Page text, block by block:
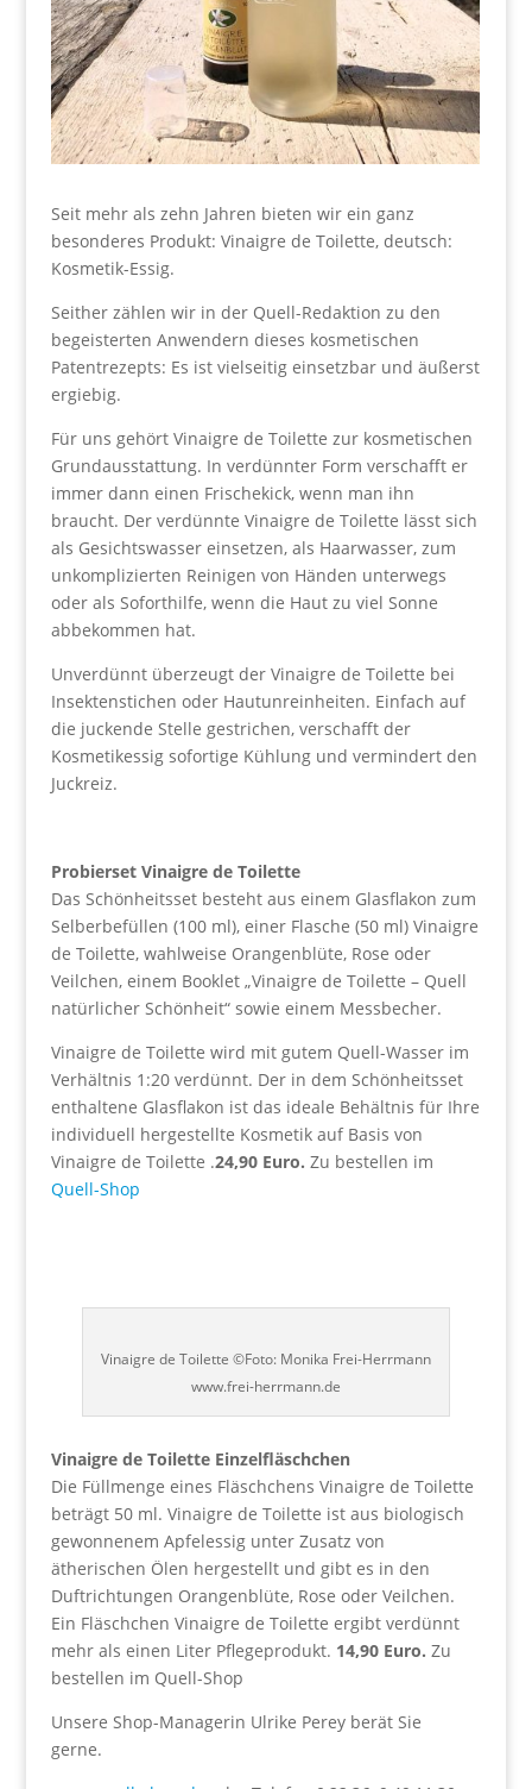
Seit mehr als zehn Jahren bieten wir ein ganz
besonderes Produkt: Vinaigre de Toilette, deutsch:
Kosmetik-Essig.
Seither zählen wir in der Quell-Redaktion zu den
begeisterten Anwendern dieses kosmetischen
Patentrezepts: Es ist vielseitig einsetzbar und äußerst
ergiebig.
Für uns gehört Vinaigre de Toilette zur kosmetischen
Grundausstattung. In verdünnter Form verschafft er
immer dann einen Frischekick, wenn man ihn
braucht. Der verdünnte Vinaigre de Toilette lässt sich
als Gesichtswasser einsetzen, als Haarwasser, zum
unkomplizierten Reinigen von Händen unterwegs
oder als Soforthilfe, wenn die Haut zu viel Sonne
abbekommen hat.
Unverdünnt überzeugt der Vinaigre de Toilette bei
Insektenstichen oder Hautunreinheiten. Einfach auf
die juckende Stelle gestrichen, verschafft der
Kosmetikessig sofortige Kühlung und vermindert den
Juckreiz.
Probierset Vinaigre de Toilette
Das Schönheitsset besteht aus einem Glasflakon zum
Selberbefüllen (100 ml), einer Flasche (50 ml) Vinaigre
de Toilette, wahlweise Orangenblüte, Rose oder
Veilchen, einem Booklet „Vinaigre de Toilette – Quell
natürlicher Schönheit“ sowie einem Messbecher.
Vinaigre de Toilette wird mit gutem Quell-Wasser im
Verhältnis 1:20 verdünnt. Der in dem Schönheitsset
enthaltene Glasflakon ist das ideale Behältnis für Ihre
individuell hergestellte Kosmetik auf Basis von
Vinaigre de Toilette .24,90 Euro. Zu bestellen im
Quell-Shop
Vinaigre de Toilette ©Foto: Monika Frei-Herrmann
www.frei-herrmann.de
Vinaigre de Toilette Einzelfläschchen
Die Füllmenge eines Fläschchens Vinaigre de Toilette
beträgt 50 ml. Vinaigre de Toilette ist aus biologisch
gewonnenem Apfelessig unter Zusatz von
ätherischen Ölen hergestellt und gibt es in den
Duftrichtungen Orangenblüte, Rose oder Veilchen.
Ein Fläschchen Vinaigre de Toilette ergibt verdünnt
mehr als einen Liter Pflegeprodukt. 14,90 Euro. Zu
bestellen im Quell-Shop
Unsere Shop-Managerin Ulrike Perey berät Sie
gerne.